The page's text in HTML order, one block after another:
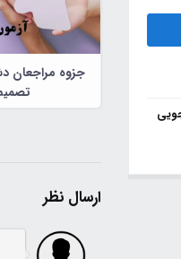
جزوه مراجعان
ارسال نظر